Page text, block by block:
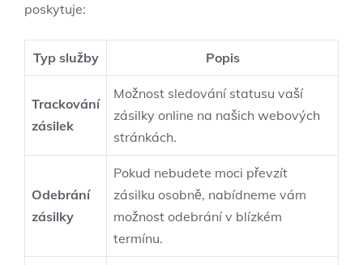
poskytuje:
Typ služby Popis
Trackování
zásilek
Možnost sledování statusu vaší
zásilky online na našich webových
stránkách.
Odebrání
zásilky
Pokud nebudete moci převzít
zásilku osobně, nabídneme vám
možnost odebrání v blízkém
termínu.